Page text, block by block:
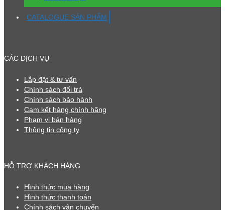
CATALOGUE SẢN PHẨM
CÁC DỊCH VỤ
Lắp đặt & tư vấn
Chính sách đổi trả
Chính sách bảo hành
Cam kết hàng chính hãng
Phạm vi bán hàng
Thông tin công ty
HỖ TRỢ KHÁCH HÀNG
Hình thức mua hàng
Hình thức thanh toán
Chính sách vận chuyển